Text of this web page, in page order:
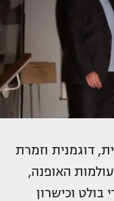
דוגמנית וזמרת
האופנה,
בולט וכישרון